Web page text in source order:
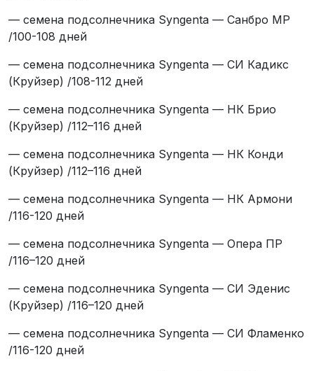
— семена подсолнечника Syngenta — Санбро МР
/100-108 дней
— семена подсолнечника Syngenta — СИ Кадикс
(Круйзер) /108-112 дней
— семена подсолнечника Syngenta — НК Брио
(Круйзер) /112–116 дней
— семена подсолнечника Syngenta — НК Конди
(Круйзер) /112–116 дней
— семена подсолнечника Syngenta — НК Армони
/116-120 дней
— семена подсолнечника Syngenta — Опера ПР
/116–120 дней
— семена подсолнечника Syngenta — СИ Эденис
(Круйзер) /116–120 дней
— семена подсолнечника Syngenta — СИ Фламенко
/116-120 дней